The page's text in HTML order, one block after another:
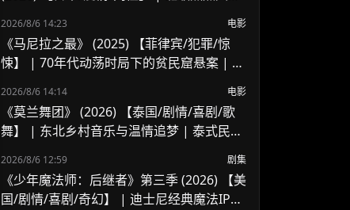
高甜校园BL
2026/8/6 14:23 电影
《马尼拉之最》 (2025) 【菲律宾/犯罪/惊
悚】 | 70年代动荡时局下的贫民窟悬案 | 菲
2026/8/6 14:14 电影
《莫兰舞团》 (2026) 【泰国/剧情/喜剧/歌
舞】 | 东北乡村音乐与温情追梦 | 泰式民谣
2026/8/6 12:59 剧集
《少年魔法师：后继者》第三季 (2026) 【美
国/剧情/喜剧/奇幻】 | 迪士尼经典魔法IP终